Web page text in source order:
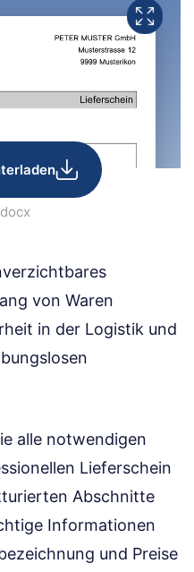
von Waren
in der Logistik und
alle notwendigen
Lieferschein
Abschnitte
Informationen
und Preise